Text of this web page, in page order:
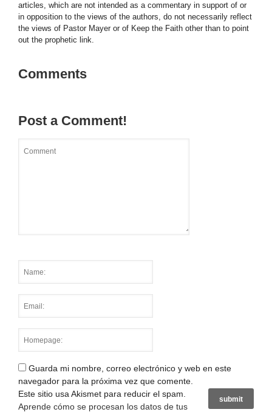
articles, which are not intended as a commentary in support of or
in opposition to the views of the authors, do not necessarily reflect
the views of Pastor Mayer or of Keep the Faith other than to point
out the prophetic link.
Comments
Post a Comment!
Guarda mi nombre, correo electrónico y web en este
navegador para la próxima vez que comente.
Este sitio usa Akismet para reducir el spam.
Aprende cómo se procesan los datos de tus